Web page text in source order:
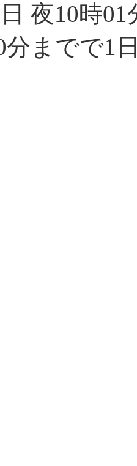
夜10時
分までで1